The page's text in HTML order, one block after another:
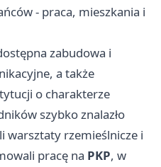
- praca, mieszkania i
zabudowa i
a także
o charakterze
szybko znalazło
rzemieślnicze i
pracę na PKP, w